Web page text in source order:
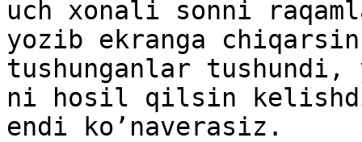
uch xonali sonni
yozib ekranga
tushunganlar tushundi,
ni hosil qilsin
endi ko’naverasiz.